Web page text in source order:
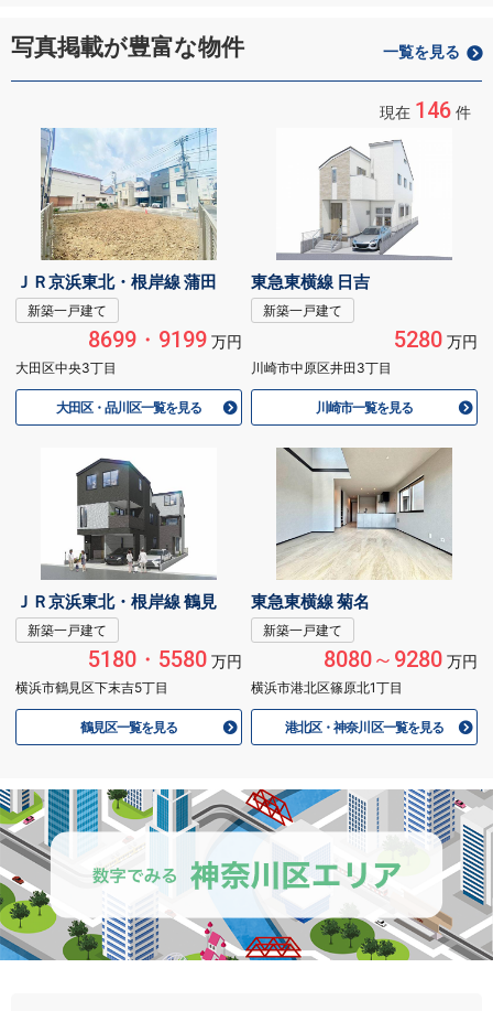
写真掲載が豊富な物件 一覧を見る
現在 146 件
ＪＲ京浜東北・根岸線 蒲田
新築一戸建て
8699・9199万円
大田区中央3丁目
大田区・品川区一覧を見る
東急東横線 日吉
新築一戸建て
5280万円
川崎市中原区井田3丁目
川崎市一覧を見る
ＪＲ京浜東北・根岸線 鶴見
新築一戸建て
5180・5580万円
横浜市鶴見区下末吉5丁目
鶴見区一覧を見る
東急東横線 菊名
新築一戸建て
8080～9280万円
横浜市港北区篠原北1丁目
港北区・神奈川区一覧を見る